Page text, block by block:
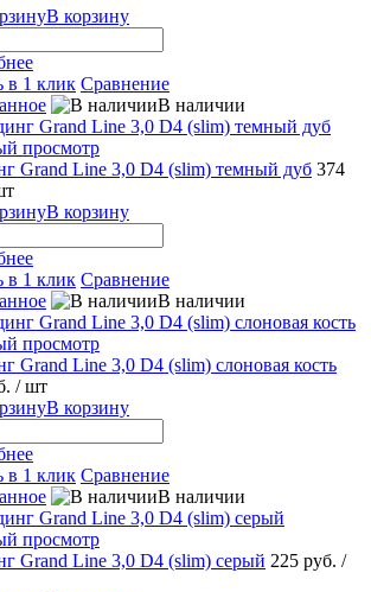
В корзину
в 1 клик Сравнение
В наличии
просмотр
Grand Line 3,0 D4 (slim) темный дуб 374
В корзину
в 1 клик Сравнение
В наличии
просмотр
Grand Line 3,0 D4 (slim) слоновая кость
/ шт
В корзину
в 1 клик Сравнение
В наличии
просмотр
Grand Line 3,0 D4 (slim) серый 225 руб. /